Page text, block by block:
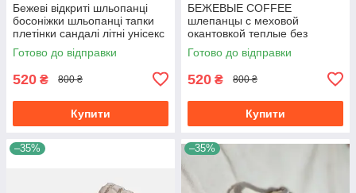
Бежеві відкриті шльопанці
босоніжки шльопанці тапки
плетінки сандалі літні унісекс
2023
Готово до відправки
520 ₴ 800 ₴
Купити
БЕЖЕВЫЕ COFFEE
шлепанцы с меховой
окантовкой теплые без
задника зимние тапочки
унисекс
Готово до відправки
520 ₴ 800 ₴
Купити
–35% –35%